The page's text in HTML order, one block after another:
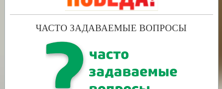
ЧАСТО ЗАДАВАЕМЫЕ ВОПРОСЫ